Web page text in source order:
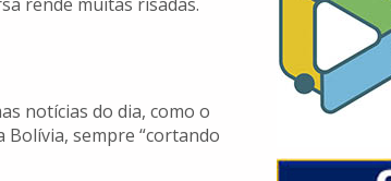
notícias do dia, como o
sempre “cortando